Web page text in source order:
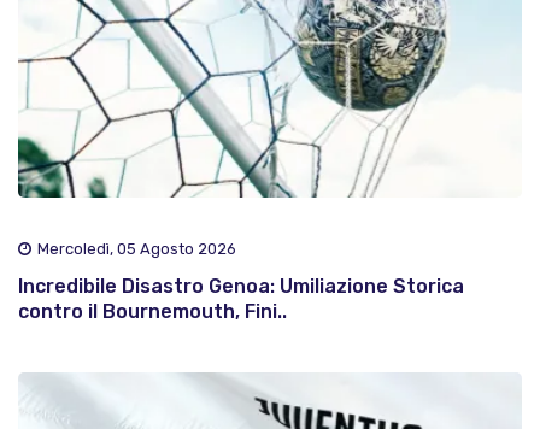
Mercoledì, 05 Agosto 2026
Incredibile Disastro Genoa: Umiliazione Storica
contro il Bournemouth, Fini..